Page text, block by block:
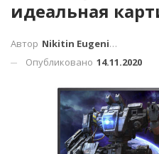
идеальная
Автор Nikitin Eugenius
Опубликовано 14.11.2020